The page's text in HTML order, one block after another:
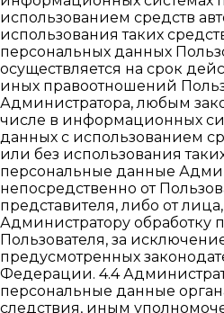
использованием средств
использования таких
персональных данных
осуществляется на срок
иных правоотношений
Администратора, любым
числе в информационных
данных с использованием
или без использования
персональные данные
непосредственно от
представителя, либо от
Администратору обработку
Пользователя, за
предусмотренных
Федерации. 4.4
персональные данные
следствия, иным